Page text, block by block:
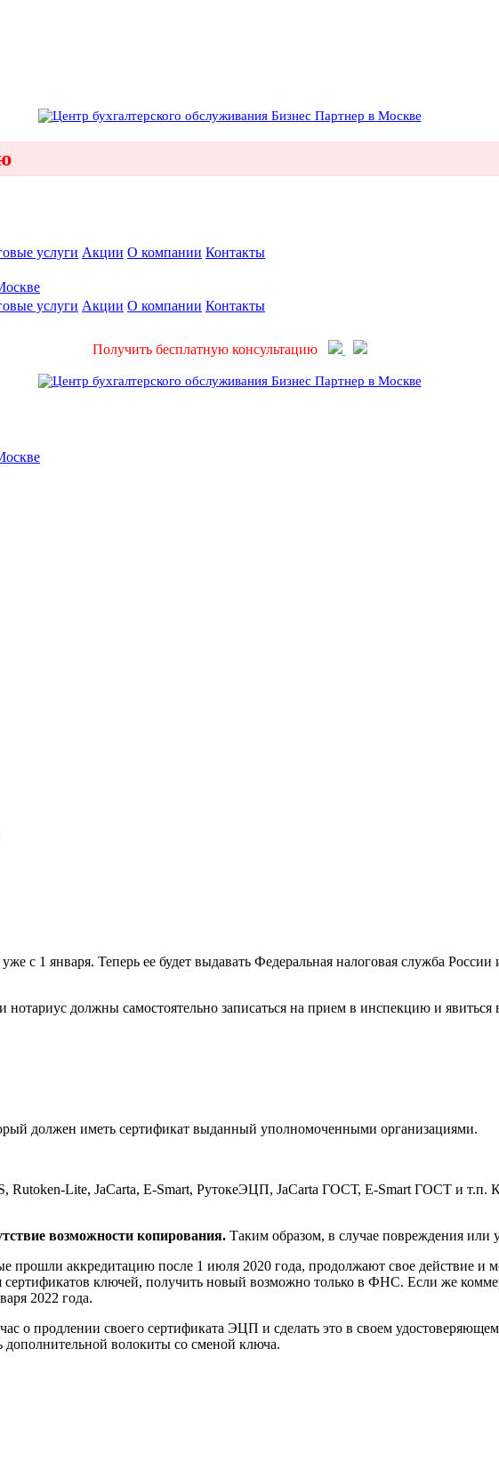
услуги Акции О компании Контакты
услуги Акции О компании Контакты
Получить бесплатную консультацию
с 1 января. Теперь ее будет выдавать Федеральная налоговая служба России
должны самостоятельно записаться на прием в инспекцию и
должен иметь сертификат выданный уполномоченными организациями.
S, Rutoken-Lite, JaCarta, E-Smart, РутокеЭЦП, JaCarta ГОСТ, E-Smart ГОСТ и
возможности копирования. Таким образом, в случае повреждения или
аккредитацию после 1 июля 2020 года, продолжают свое действие и
сертификатов ключей, получить новый возможно только в ФНС. Если же
2022 года.
о продлении своего сертификата ЭЦП и сделать это в своем
дополнительной волокиты со сменой ключа.